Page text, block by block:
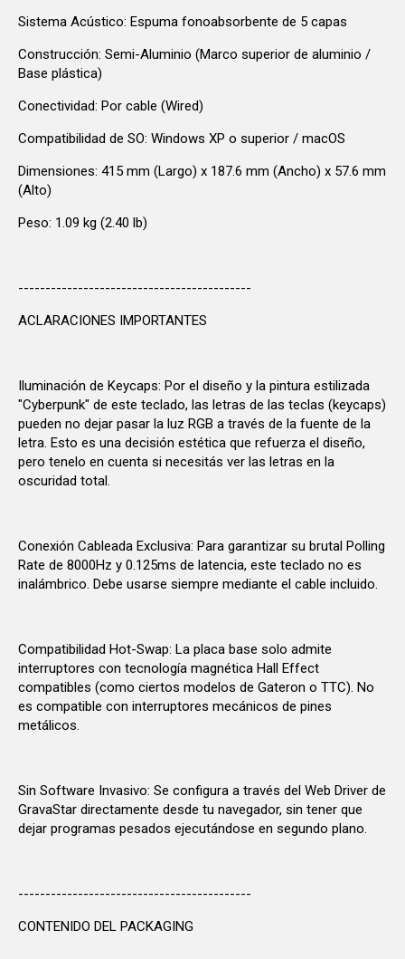
Sistema Acústico: Espuma fonoabsorbente de 5 capas
Construcción: Semi-Aluminio (Marco superior de aluminio /
Base plástica)
Conectividad: Por cable (Wired)
Compatibilidad de SO: Windows XP o superior / macOS
Dimensiones: 415 mm (Largo) x 187.6 mm (Ancho) x 57.6 mm
(Alto)
Peso: 1.09 kg (2.40 lb)
-------------------------------------------
ACLARACIONES IMPORTANTES
Iluminación de Keycaps: Por el diseño y la pintura estilizada
"Cyberpunk" de este teclado, las letras de las teclas (keycaps)
pueden no dejar pasar la luz RGB a través de la fuente de la
letra. Esto es una decisión estética que refuerza el diseño,
pero tenelo en cuenta si necesitás ver las letras en la
oscuridad total.
Conexión Cableada Exclusiva: Para garantizar su brutal Polling
Rate de 8000Hz y 0.125ms de latencia, este teclado no es
inalámbrico. Debe usarse siempre mediante el cable incluido.
Compatibilidad Hot-Swap: La placa base solo admite
interruptores con tecnología magnética Hall Effect
compatibles (como ciertos modelos de Gateron o TTC). No
es compatible con interruptores mecánicos de pines
metálicos.
Sin Software Invasivo: Se configura a través del Web Driver de
GravaStar directamente desde tu navegador, sin tener que
dejar programas pesados ejecutándose en segundo plano.
-------------------------------------------
CONTENIDO DEL PACKAGING